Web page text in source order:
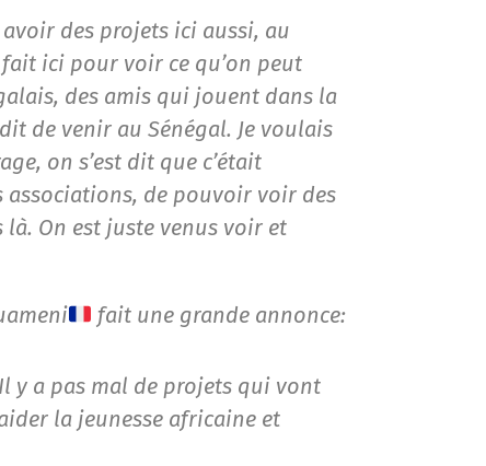
des projets ici aussi, au
ici pour voir ce qu’on peut
des amis qui jouent dans la
de venir au Sénégal. Je voulais
on s’est dit que c’était
de pouvoir voir des
là. On est juste venus voir et
fait une grande annonce:
y a pas mal de projets qui vont
la jeunesse africaine et